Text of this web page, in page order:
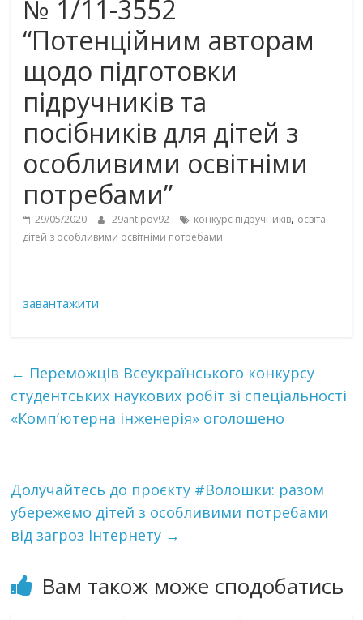
№ 1/11-3552
“Потенційним авторам
щодо підготовки
підручників та
посібників для дітей з
особливими освітніми
потребами”
29/05/2020 29antipov92 конкурс підручників, освіта
дітей з особливими освітніми потребами
завантажити
← Переможців Всеукраїнського конкурсу
студентських наукових робіт зі спеціальності
«Комп’ютерна інженерія» оголошено
Долучайтесь до проєкту #Волошки: разом
убережемо дітей з особливими потребами
від загроз Інтернету →
Вам також може сподобатись